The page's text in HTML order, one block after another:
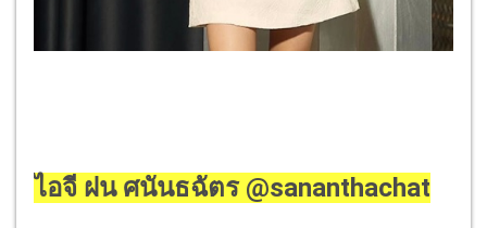
ไอจี ฝน ศนันธฉัตร @sananthachat